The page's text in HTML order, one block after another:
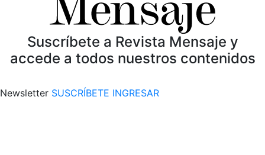
Suscríbete a Revista Mensaje y
accede a todos nuestros contenidos
Newsletter SUSCRÍBETE INGRESAR